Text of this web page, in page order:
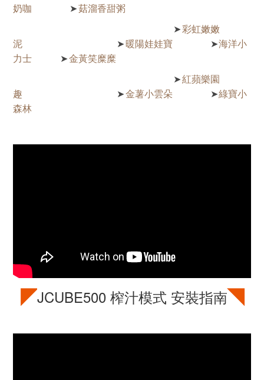
奶咖
➤菇溜香甜粥
➤彩虹嫩嫩
泥
➤暖陽娃娃寶 ➤海洋小
力士
➤金黃笑糜糜
➤紅蘋樂園
趣
➤金薯小雲朵 ➤綠寶小
森林
◤JCUBE500 榨汁模式 安裝指南◥